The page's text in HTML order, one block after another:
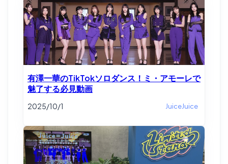
有澤一華のTikTokソロダンス！ミ・アモーレで
魅了する必見動画
2025/10/1 JuiceJuice